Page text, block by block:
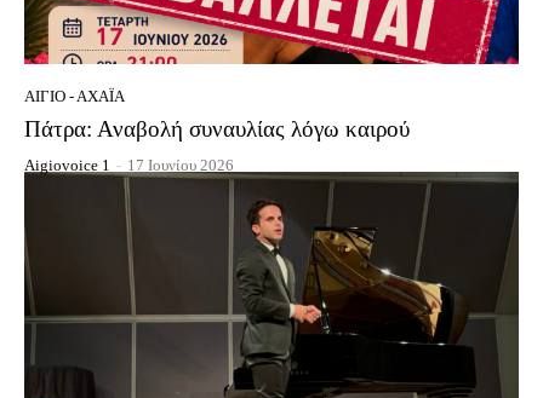
ΑΊΓΙΟ - ΑΧΑΪ́Α
Πάτρα: Αναβολή συναυλίας λόγω καιρού
Aigiovoice 1 - 17 Ιουνίου 2026